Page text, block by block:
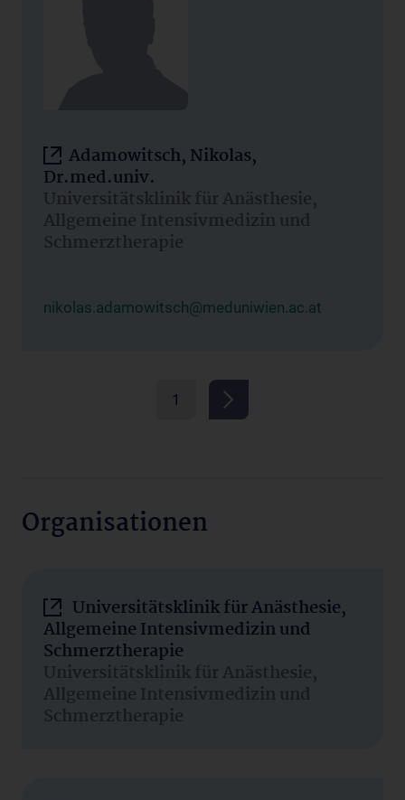
Adamowitsch, Nikolas,
Dr.med.univ.
Universitätsklinik für Anästhesie,
Allgemeine Intensivmedizin und
Schmerztherapie
nikolas.adamowitsch@meduniwien.ac.at
1
Organisationen
Universitätsklinik für Anästhesie,
Allgemeine Intensivmedizin und
Schmerztherapie
Universitätsklinik für Anästhesie,
Allgemeine Intensivmedizin und
Schmerztherapie